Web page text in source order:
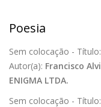
Poesia
Sem colocação - Título:
Autor(a): Francisco
ENIGMA LTDA.
Sem colocação - Título: